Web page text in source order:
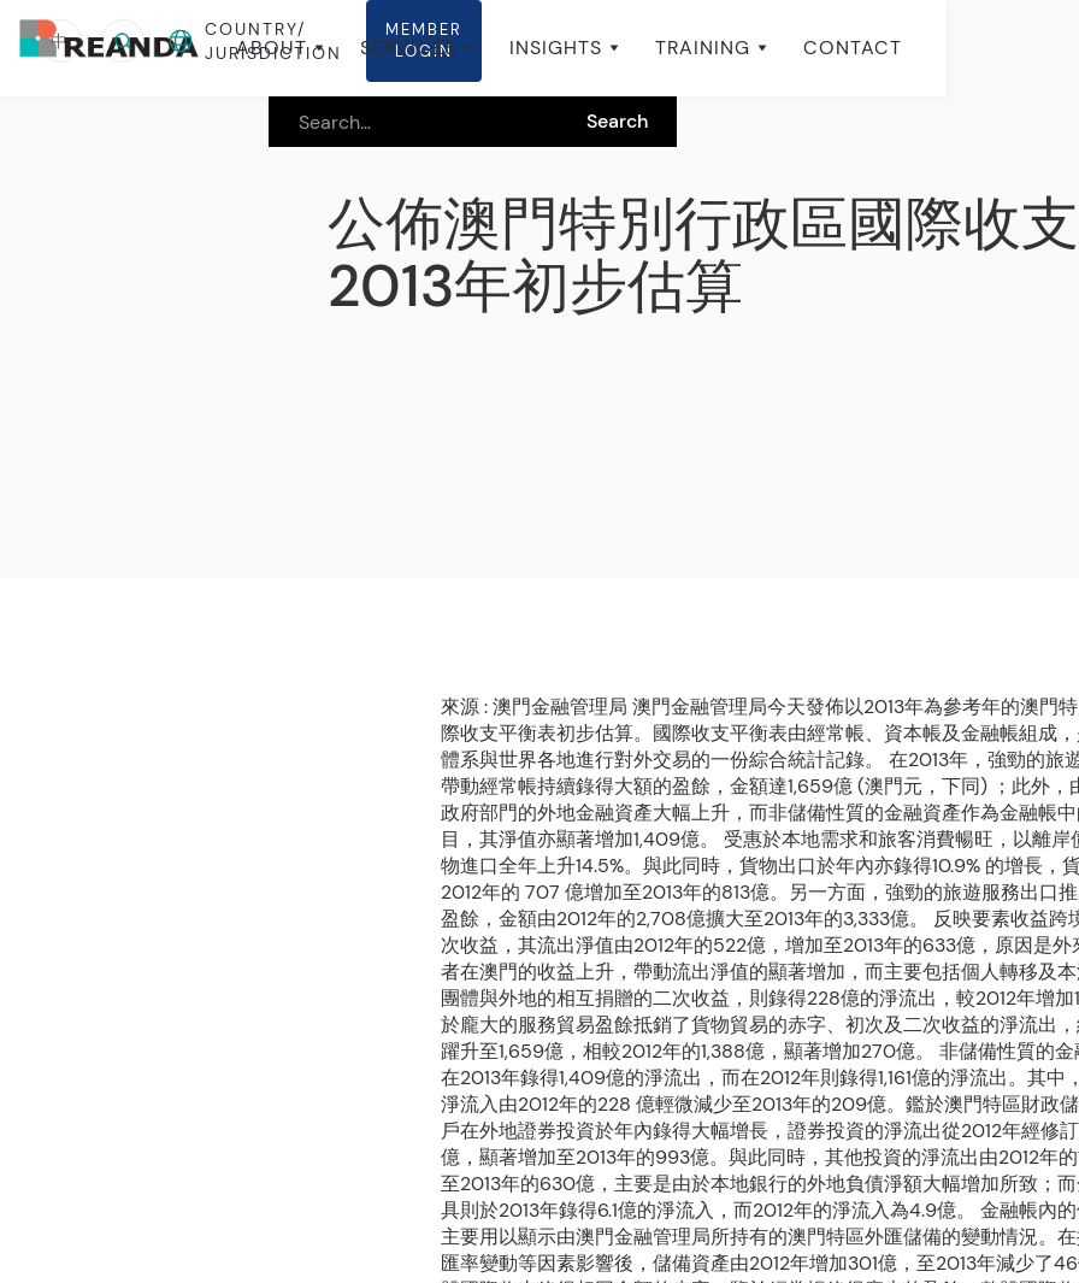
ABOUT SERVICES INSIGHTS TRAINING CONTACT
中
COUNTRY/
JURISDICTION
MEMBER
LOGIN
公佈澳門特別行政區國際收
2013年初步估算
來源 : 澳門金融管理局 澳門金融管理局今天發佈以2013年為參考年的澳門
際收支平衡表初步估算。國際收支平衡表由經常帳、資本帳及金融帳組成
體系與世界各地進行對外交易的一份綜合統計記錄。 在2013年，強勁的旅
帶動經常帳持續錄得大額的盈餘，金額達1,659億 (澳門元，下同) ；此外，
政府部門的外地金融資產大幅上升，而非儲備性質的金融資產作為金融帳
目，其淨值亦顯著增加1,409億。 受惠於本地需求和旅客消費暢旺，以離岸
物進口全年上升14.5%。與此同時，貨物出口於年內亦錄得10.9% 的增長，
2012年的 707 億增加至2013年的813億。另一方面，強勁的旅遊服務出口
盈餘，金額由2012年的2,708億擴大至2013年的3,333億。 反映要素收益跨
次收益，其流出淨值由2012年的522億，增加至2013年的633億，原因是外
者在澳門的收益上升，帶動流出淨值的顯著增加，而主要包括個人轉移及
團體與外地的相互捐贈的二次收益，則錄得228億的淨流出，較2012年增加
於龐大的服務貿易盈餘抵銷了貨物貿易的赤字、初次及二次收益的淨流出
躍升至1,659億，相較2012年的1,388億，顯著增加270億。 非儲備性質的
在2013年錄得1,409億的淨流出，而在2012年則錄得1,161億的淨流出。其中
淨流入由2012年的228 億輕微減少至2013年的209億。鑑於澳門特區財政
戶在外地證券投資於年內錄得大幅增長，證券投資的淨流出從2012年經修
億，顯著增加至2013年的993億。與此同時，其他投資的淨流出由2012年的
至2013年的630億，主要是由於本地銀行的外地負債淨額大幅增加所致；
具則於2013年錄得6.1億的淨流入，而2012年的淨流入為4.9億。 金融帳內
主要用以顯示由澳門金融管理局所持有的澳門特區外匯儲備的變動情況。
匯率變動等因素影響後，儲備資產由2012年增加301億，至2013年減少了